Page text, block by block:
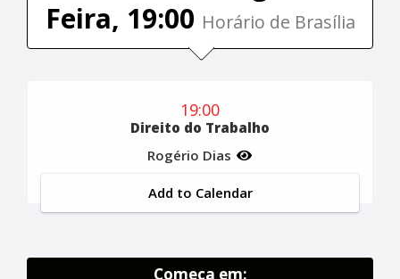
Feira, 19:00 Horário de Brasília
19:00
Direito do Trabalho
Rogério Dias
Add to Calendar
Começa em: